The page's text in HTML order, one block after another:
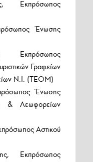
Εκπρόσωπος
Ένωσης
Εκπρόσωπος
Γραφείων
Ν.Ι. (ΤΕΟΜ)
Ένωσης
& Λεωφορείων
Αστικού
Εκπρόσωπος